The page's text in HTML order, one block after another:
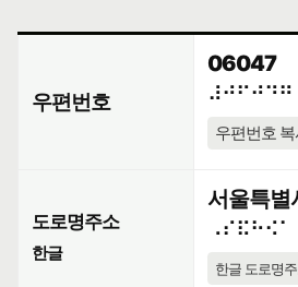
우편번호
06047
⠼⠚⠋⠚⠙⠛
우편번호
도로명주소
한글
서울특별
한글 도로명